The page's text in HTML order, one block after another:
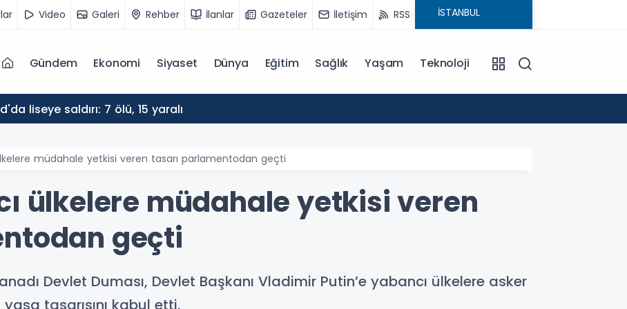
Video Galeri Rehber İlanlar Gazeteler İletişim RSS
Gündem Ekonomi Siyaset Dünya Eğitim Sağlık Yaşam Teknoloji
liseye saldırı: 7 ölü, 15 yaralı
müdahale yetkisi veren tasarı parlamentodan geçti
ülkelere müdahale yetkisi veren
geçti
Devlet Duması, Devlet Başkanı Vladimir Putin’e yabancı ülkelere asker
tasarısını kabul etti.